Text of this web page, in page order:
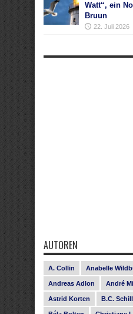
Watt“, ein
Bruun
22. Juli 2026
AUTOREN
A. Collin Anabelle
Andreas Adlon André
Astrid Korten B.C.